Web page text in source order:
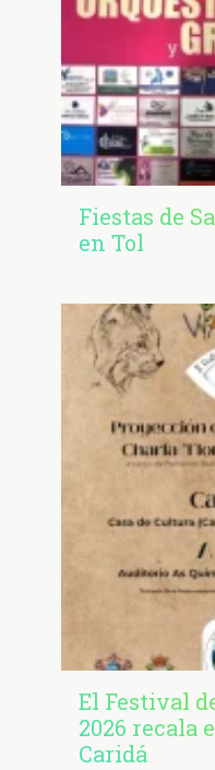
Fiestas de
en Tol
El Festival
2026 recala
Caridá